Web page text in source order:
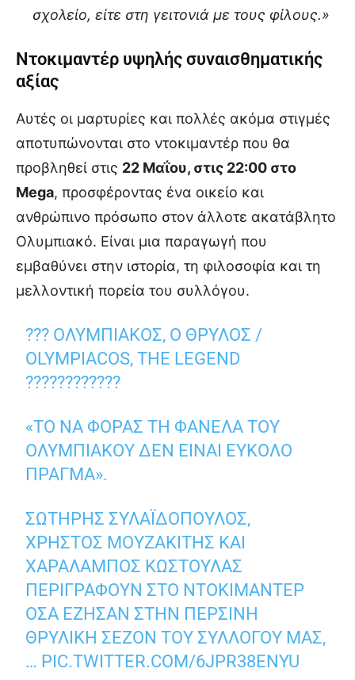
σχολείο, είτε στη γειτονιά με τους φίλους.»
Ντοκιμαντέρ υψηλής συναισθηματικής
αξίας
Αυτές οι μαρτυρίες και πολλές ακόμα στιγμές
αποτυπώνονται στο ντοκιμαντέρ που θα
προβληθεί στις 22 Μαΐου, στις 22:00 στο
Mega, προσφέροντας ένα οικείο και
ανθρώπινο πρόσωπο στον άλλοτε ακατάβλητο
Ολυμπιακό. Είναι μια παραγωγή που
εμβαθύνει στην ιστορία, τη φιλοσοφία και τη
μελλοντική πορεία του συλλόγου.
??? ΟΛΥΜΠΙΑΚΟΣ, Ο ΘΡΥΛΟΣ /
OLYMPIACOS, THE LEGEND
????????????
«ΤΟ ΝΑ ΦΟΡΆΣ ΤΗ ΦΑΝΈΛΑ ΤΟΥ
ΟΛΥΜΠΙΑΚΟΎ ΔΕΝ ΕΊΝΑΙ ΕΎΚΟΛΟ
ΠΡΆΓΜΑ».
ΣΩΤΉΡΗΣ ΣΥΛΑΪΔΌΠΟΥΛΟΣ,
ΧΡΉΣΤΟΣ ΜΟΥΖΑΚΊΤΗΣ ΚΑΙ
ΧΑΡΆΛΑΜΠΟΣ ΚΩΣΤΟΎΛΑΣ
ΠΕΡΙΓΡΆΦΟΥΝ ΣΤΟ ΝΤΟΚΙΜΑΝΤΈΡ
ΌΣΑ ΈΖΗΣΑΝ ΣΤΗΝ ΠΕΡΣΙΝΉ
ΘΡΥΛΙΚΉ ΣΕΖΌΝ ΤΟΥ ΣΥΛΛΌΓΟΥ ΜΑΣ,
… PIC.TWITTER.COM/6JPR38ENYU